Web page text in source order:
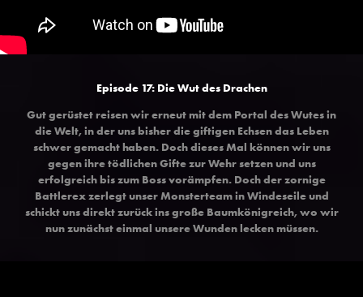
Episode 17: Die Wut des Drachen
Gut gerüstet reisen wir erneut mit dem Portal des Wutes in
die Welt, in der uns bisher die giftigen Echsen das Leben
schwer gemacht haben. Doch dieses Mal können wir uns
gegen ihre tödlichen Gifte zur Wehr setzen und uns
erfolgreich bis zum Boss vorämpfen. Doch der zornige
Battlerex zerlegt unser Monsterteam in Windeseile und
schickt uns direkt zurück ins große Baumkönigreich, wo wir
nun zunächst einmal unsere Wunden lecken müssen.